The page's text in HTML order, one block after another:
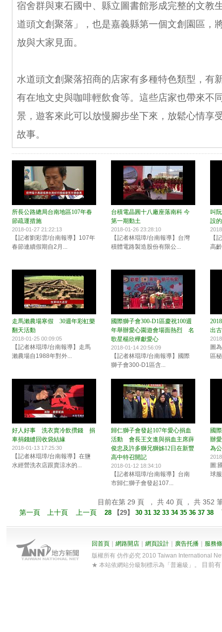
宿舍群與東石國中、縣立圖書館形成完整的文教
道頭文創聚落」，也是嘉義縣第一個文創園區，
放與大家見面。
水道頭文創聚落招商的店家有多種特色類型，有
有在地文史與咖啡輕飲食等。這些店家也帶來不
景，遊客來此可以放慢腳步坐下來，放鬆心情享
故事。
所長公路總局台南地區107年春
節疏運措施
2018-01-27 21:22:13
【記者劉彩雲/台南報導】107年
春節連續假期自2月...
台積電晶圓十八廠座落南科 今
第一期動土
2018-01-26 23:28:10
【記者林琨璋/台南報導】台灣
積體電路製造股份有限公...
叫
設
【
高
走馬瀨農場寒假 30週年彩虹樂
翻天活動
2018-01-25 00:09:05
【記者林琨璋/台南報導】走馬
瀨農場自1988年對外...
國際獅子會300-D1區慶祝100週
年舉辦愛心園遊會場面熱烈 名
歌星楊欣樺獻愛心
2018-01-14 20:56:09
【記者林琨璋/台南報導】國際
獅子會300-D1區含...
出
圖
區
好人好事 洗衣賣冷飲攢錢 捐
車捐錢縫回收袋結緣
2018-01-13 17:25:30
【記者林琨璋/台南報導】在鹽
水經營洗衣店跟賣涼水的...
歸仁獅子會發起107年愛心捐血
活動 會長王文進與捐血主席薛
俊忠及許多獅兄獅姊12日在新豐
高中特召開記
2018-01-12 18:34:10
【記者林琨璋/台南報導】台南
市歸仁獅子會發起107...
國
辦
為
圖:
球
目前在第 29 頁 ， 共 40 頁 ， 共 352
第一頁
上十頁 上一頁 28 【29】 30 31 32 33 34 35 36 37 38
回首頁 網路開店 網頁設計 廣告托播
服務
版權所有 仿作必究 2010 Taiwan International
★ 本站依網站分級制標示為「普遍級」。
目前